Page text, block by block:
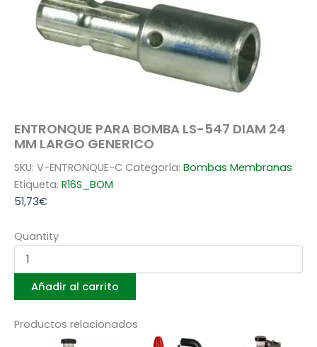
ENTRONQUE PARA BOMBA LS-547 DIAM 24
MM LARGO GENERICO
SKU: V-ENTRONQUE-C Categoría: Bombas Membranas
Etiqueta: R16S_BOM
51,73€
Quantity
Añadir al carrito
Productos relacionados